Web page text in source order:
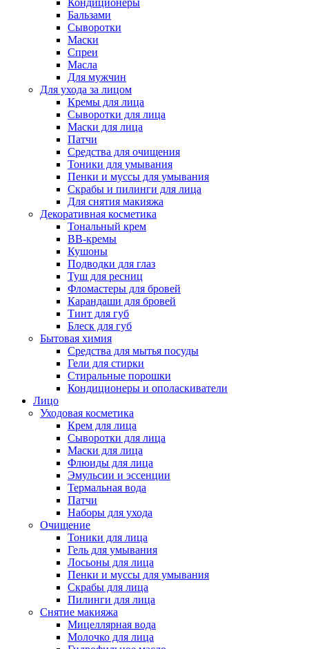
Кондиционеры
Бальзами
Сыворотки
Маски
Спреи
Масла
Для мужчин
Для ухода за лицом
Кремы для лица
Сыворотки для лица
Маски для лица
Патчи
Средства для очищения
Тоники для умывания
Пенки и муссы для умывания
Скрабы и пилинги для лица
Для снятия макияжа
Декоративная косметика
Тональный крем
BB-кремы
Кушоны
Подводки для глаз
Туш для ресниц
Фломастеры для бровей
Карандаши для бровей
Тинт для губ
Блеск для губ
Бытовая химия
Средства для мытья посуды
Гели для стирки
Стиральные порошки
Кондиционеры и ополаскиватели
Лицо
Уходовая косметика
Крем для лица
Сыворотки для лица
Маски для лица
Флюиды для лица
Эмульсии и эссенции
Термальная вода
Патчи
Наборы для ухода
Очищение
Тоники для лица
Гель для умывания
Лосьоны для лица
Пенки и муссы для умывания
Скрабы для лица
Пилинги для лица
Снятие макияжа
Мицеллярная вода
Молочко для лица